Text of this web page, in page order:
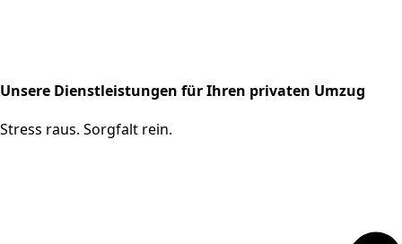
Unsere Dienstleistungen für Ihren privaten Umzug
Stress raus. Sorgfalt rein.